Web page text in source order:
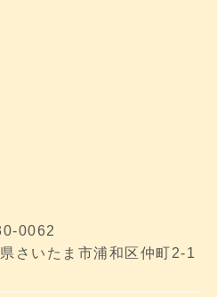
0062
さいたま市浦和区仲町2-1